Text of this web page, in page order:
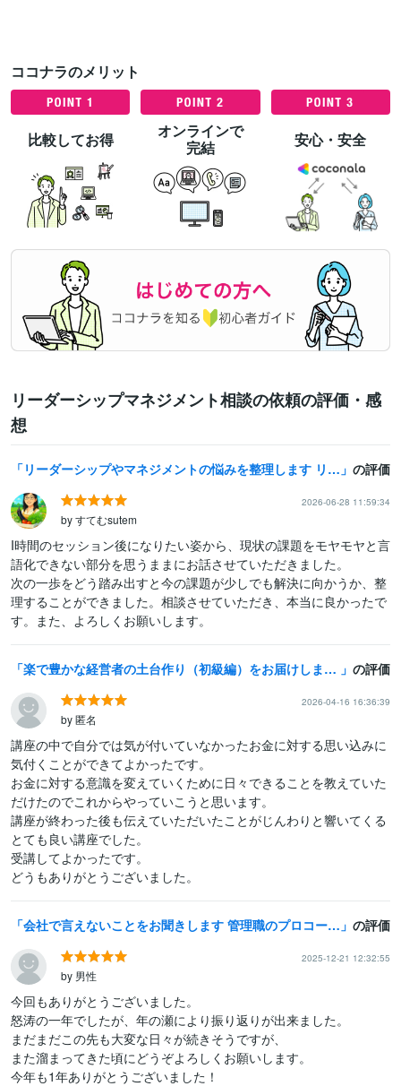
ココナラのメリット
比較してお得
オンラインで
完結
安心・安全
リーダーシップマネジメント相談の依頼の評価・感
想
リーダーシップやマネジメントの悩みを整理します リーダーの悩み、一人で抱え込まず、一緒に整理しませんか？ の評価
2026-06-28 11:59:34
by すてむsutem
I時間のセッション後になりたい姿から、現状の課題をモヤモヤと言
語化できない部分を思うままにお話させていただきました。
次の一歩をどう踏み出すと今の課題が少しでも解決に向かうか、整
理することができました。相談させていただき、本当に良かったで
す。また、よろしくお願いします。
楽で豊かな経営者の土台作り（初級編）をお届けします お金の悩みを解決したい経営者・個人事業主の方にお勧めです！ の評価
2026-04-16 16:36:39
by 匿名
講座の中で自分では気が付いていなかったお金に対する思い込みに
気付くことができてよかったです。
お金に対する意識を変えていくために日々できることを教えていた
だけたのでこれからやっていこうと思います。
講座が終わった後も伝えていただいたことがじんわりと響いてくる
とても良い講座でした。
受講してよかったです。
どうもありがとうございました。
会社で言えないことをお聞きします 管理職のプロコーチが思考整理・自己理解・行動をサポート の評価
2025-12-21 12:32:55
by 男性
今回もありがとうございました。
怒涛の一年でしたが、年の瀬により振り返りが出来ました。
まだまだこの先も大変な日々が続きそうですが、
また溜まってきた頃にどうぞよろしくお願いします。
今年も1年ありがとうございました！